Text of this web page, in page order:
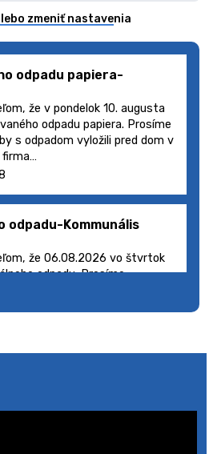
zmeniť nastavenia
odpadu papiera-
že v pondelok 10. augusta
odpadu papiera. Prosíme
s odpadom vyložili pred dom v
firma…
odpadu-Kommunális
že 06.08.2026 vo štvrtok
odpadu. Prosíme
nádoby s odpadom vyložili